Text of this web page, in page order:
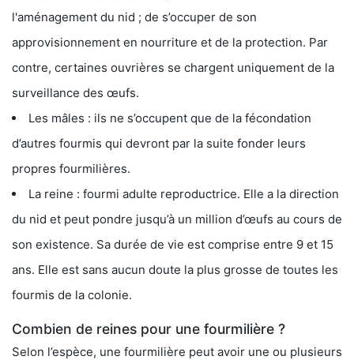
l'aménagement du nid ; de s’occuper de son
approvisionnement en nourriture et de la protection. Par
contre, certaines ouvrières se chargent uniquement de la
surveillance des œufs.
Les mâles : ils ne s’occupent que de la fécondation
d’autres fourmis qui devront par la suite fonder leurs
propres fourmilières.
La reine : fourmi adulte reproductrice. Elle a la direction
du nid et peut pondre jusqu’à un million d’œufs au cours de
son existence. Sa durée de vie est comprise entre 9 et 15
ans. Elle est sans aucun doute la plus grosse de toutes les
fourmis de la colonie.
Combien de reines pour une fourmilière ?
Selon l’espèce, une fourmilière peut avoir une ou plusieurs